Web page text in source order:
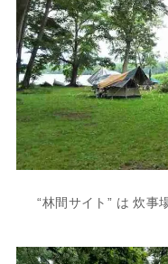
“林間サイト” は 炊事